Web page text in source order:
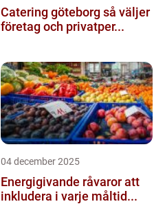
Catering göteborg så väljer
företag och privatper...
04 december 2025
Energigivande råvaror att
inkludera i varje måltid...